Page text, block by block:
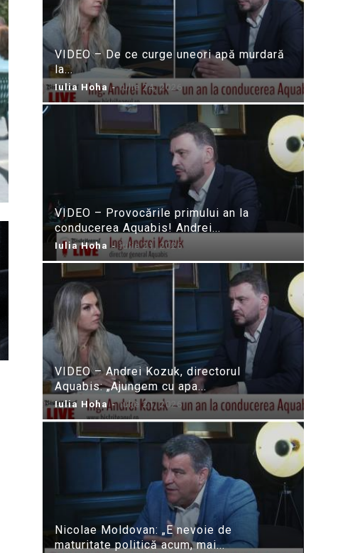
VIDEO – De ce curge uneori apă murdară
la...
Iulia Hoha - iulie 24, 2026
VIDEO – Provocările primului an la
conducerea Aquabis! Andrei...
Iulia Hoha - iulie 21, 2026
VIDEO – Andrei Kozuk, directorul
Aquabis: „Ajungem cu apa...
Iulia Hoha - iulie 21, 2026
Nicolae Moldovan: „E nevoie de
maturitate politică acum, mai...